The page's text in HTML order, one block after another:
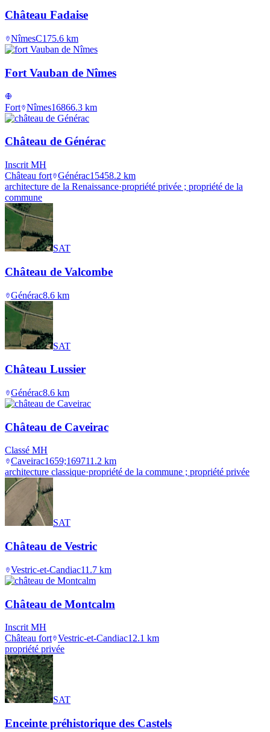
Château Fadaise
NîmesC175.6 km
Fort Vauban de Nîmes
Fort Nîmes16866.3 km
Château de Générac
Inscrit MH
Château fort Générac15458.2 km
architecture de la Renaissance·propriété privée ; propriété de la
commune
SAT
Château de Valcombe
Générac8.6 km
SAT
Château Lussier
Générac8.6 km
Château de Caveirac
Classé MH
Caveirac1659;169711.2 km
architecture classique·propriété de la commune ; propriété privée
SAT
Château de Vestric
Vestric-et-Candiac11.7 km
Château de Montcalm
Inscrit MH
Château fort Vestric-et-Candiac12.1 km
propriété privée
SAT
Enceinte préhistorique des Castels